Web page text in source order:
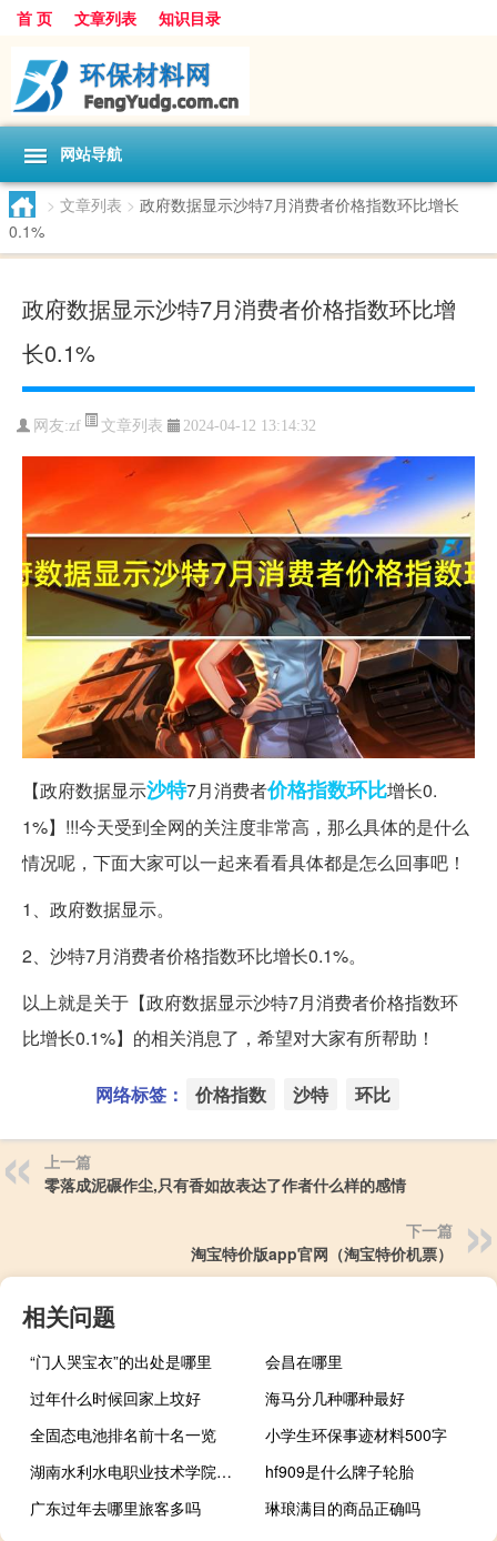
首 页 文章列表 知识目录
网站导航
> 文章列表 > 政府数据显示沙特7月消费者价格指数环比增长
0.1%
政府数据显示沙特7月消费者价格指数环比增
长0.1%
网友:zf 文章列表 2024-04-12 13:14:32
【政府数据显示沙特7月消费者价格指数环比增长0.
1%】!!!今天受到全网的关注度非常高，那么具体的是什么
情况呢，下面大家可以一起来看看具体都是怎么回事吧！
1、政府数据显示。
2、沙特7月消费者价格指数环比增长0.1%。
以上就是关于【政府数据显示沙特7月消费者价格指数环
比增长0.1%】的相关消息了，希望对大家有所帮助！
网络标签： 价格指数 沙特 环比
上一篇
零落成泥碾作尘,只有香如故表达了作者什么样的感情
下一篇
淘宝特价版app官网（淘宝特价机票）
相关问题
“门人哭宝衣”的出处是哪里
会昌在哪里
过年什么时候回家上坟好
海马分几种哪种最好
全固态电池排名前十名一览
小学生环保事迹材料500字
湖南水利水电职业技术学院是211大学吗
hf909是什么牌子轮胎
广东过年去哪里旅客多吗
琳琅满目的商品正确吗